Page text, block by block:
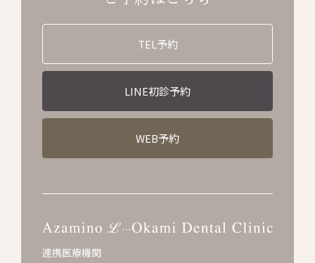
TEL予約
LINE初診予約
WEB予約
連携医療機関